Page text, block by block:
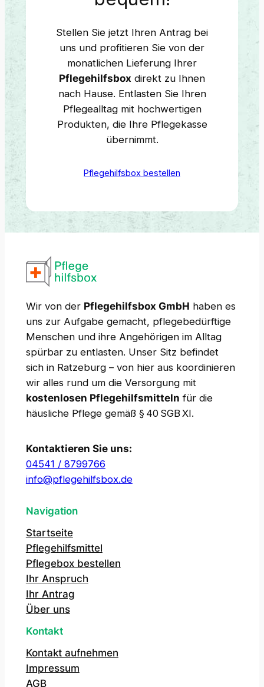
Stellen Sie jetzt Ihren Antrag bei
uns und profitieren Sie von der
monatlichen Lieferung Ihrer
Pflegehilfsbox direkt zu Ihnen
nach Hause. Entlasten Sie Ihren
Pflegealltag mit hochwertigen
Produkten, die Ihre Pflegekasse
übernimmt.
Pflegehilfsbox bestellen
Wir von der Pflegehilfsbox GmbH haben es
uns zur Aufgabe gemacht, pflegebedürftige
Menschen und ihre Angehörigen im Alltag
spürbar zu entlasten. Unser Sitz befindet
sich in Ratzeburg – von hier aus koordinieren
wir alles rund um die Versorgung mit
kostenlosen Pflegehilfsmitteln für die
häusliche Pflege gemäß § 40 SGB XI.
Kontaktieren Sie uns:
04541 / 8799766
info@pflegehilfsbox.de
Navigation
Startseite
Pflegehilfsmittel
Pflegebox bestellen
Ihr Anspruch
Ihr Antrag
Über uns
Kontakt
Kontakt aufnehmen
Impressum
AGB